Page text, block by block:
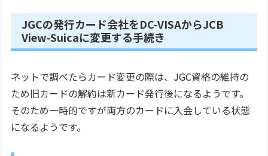
JGCの発行カード会社をDC-VISAからJCB
View-Suicaに変更する手続き
ネットで調べたらカード変更の際は、JGC資格の維持の
ため旧カードの解約は新カード発行後になるようです。
そのため一時的ですが両方のカードに入会している状態
になるようです。